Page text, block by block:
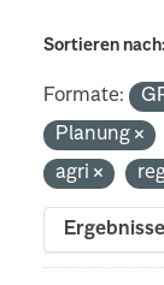
Sortieren nach
Formate:
Planung
agri